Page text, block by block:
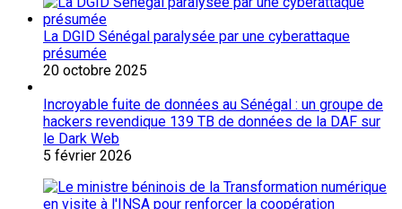
La DGID Sénégal paralysée par une cyberattaque
présumée
20 octobre 2025
Incroyable fuite de données au Sénégal : un groupe de
hackers revendique 139 TB de données de la DAF sur
le Dark Web
5 février 2026